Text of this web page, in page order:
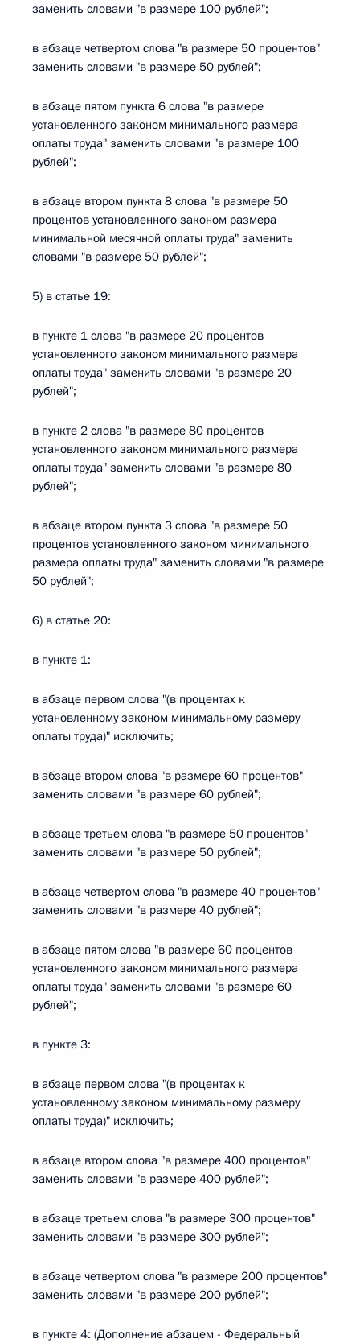
заменить словами "в размере 100 рублей";
в абзаце четвертом слова "в размере 50 процентов"
заменить словами "в размере 50 рублей";
в абзаце пятом пункта 6 слова "в размере
установленного законом минимального размера
оплаты труда" заменить словами "в размере 100
рублей";
в абзаце втором пункта 8 слова "в размере 50
процентов установленного законом размера
минимальной месячной оплаты труда" заменить
словами "в размере 50 рублей";
5) в статье 19:
в пункте 1 слова "в размере 20 процентов
установленного законом минимального размера
оплаты труда" заменить словами "в размере 20
рублей";
в пункте 2 слова "в размере 80 процентов
установленного законом минимального размера
оплаты труда" заменить словами "в размере 80
рублей";
в абзаце втором пункта 3 слова "в размере 50
процентов установленного законом минимального
размера оплаты труда" заменить словами "в размере
50 рублей";
6) в статье 20:
в пункте 1:
в абзаце первом слова "(в процентах к
установленному законом минимальному размеру
оплаты труда)" исключить;
в абзаце втором слова "в размере 60 процентов"
заменить словами "в размере 60 рублей";
в абзаце третьем слова "в размере 50 процентов"
заменить словами "в размере 50 рублей";
в абзаце четвертом слова "в размере 40 процентов"
заменить словами "в размере 40 рублей";
в абзаце пятом слова "в размере 60 процентов
установленного законом минимального размера
оплаты труда" заменить словами "в размере 60
рублей";
в пункте 3:
в абзаце первом слова "(в процентах к
установленному законом минимальному размеру
оплаты труда)" исключить;
в абзаце втором слова "в размере 400 процентов"
заменить словами "в размере 400 рублей";
в абзаце третьем слова "в размере 300 процентов"
заменить словами "в размере 300 рублей";
в абзаце четвертом слова "в размере 200 процентов"
заменить словами "в размере 200 рублей";
в пункте 4: (Дополнение абзацем - Федеральный